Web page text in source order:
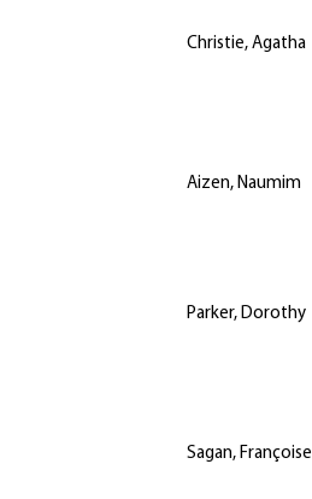
Christie, Agatha
Aizen, Naumim
Parker, Dorothy
Sagan, Françoise